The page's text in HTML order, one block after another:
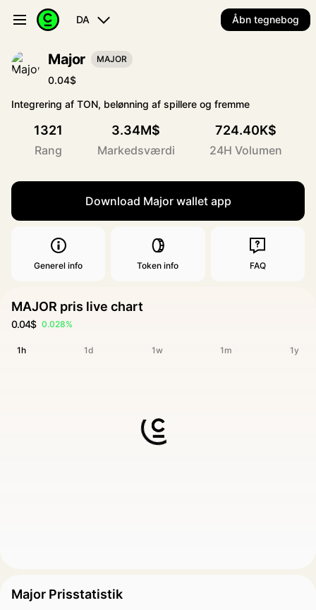
DA Åbn tegnebog
Major MAJOR
0.04$
Integrering af TON, belønning af spillere og fremme
1321
Rang
3.34M$
Markedsværdi
724.40K$
24H Volumen
Download Major wallet app
Generel info Token info FAQ
MAJOR pris live chart
0.04$ 0.028%
1h 1d 1w 1m 1y
Major Prisstatistik